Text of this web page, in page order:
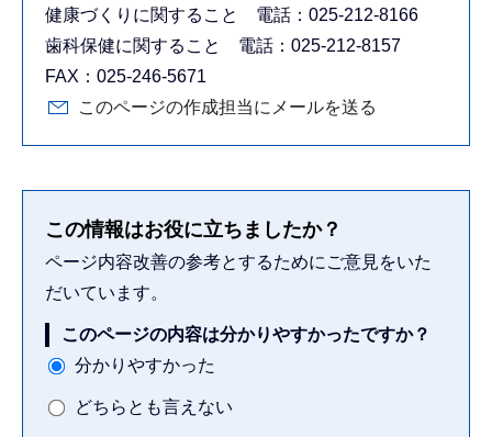
健康づくりに関すること 電話：025-212-8166
歯科保健に関すること 電話：025-212-8157
FAX：025-246-5671
このページの作成担当にメールを送る
この情報はお役に立ちましたか？
ページ内容改善の参考とするためにご意見をいた
だいています。
このページの内容は分かりやすかったですか？
分かりやすかった
どちらとも言えない